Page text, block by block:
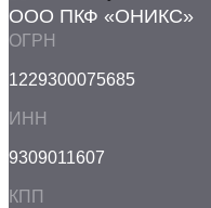
ООО ПКФ «ОНИКС»
ОГРН
1229300075685
ИНН
9309011607
КПП